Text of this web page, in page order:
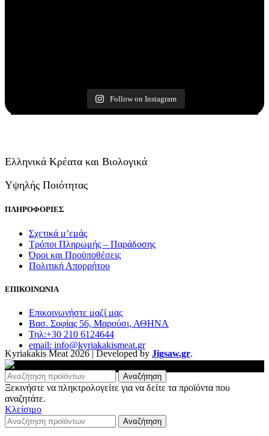
Follow on Instagram
Ελληνικά Κρέατα και Βιολογικά
Υψηλής Ποιότητας
ΠΛΗΡΟΦΟΡΙΕΣ
Σχετικά μ’εμάς
Τρόποι Πληρωμής – Παράδοσης
Όροι και Προϋποθέσεις
Πολιτική Απορρήτου
ΕΠΙΚΟΙΝΩΝΙΑ
Επικοινωνήστε μαζί μας
Βασ. Σοφίας 56, Μαρούσι, ΑΘΗΝΑ
Τηλ:+30 210 6124644
email: info@kyriakakismeat.gr
Kyriakakis Meat 2026 | Developed by Jigsaw.gr.
Αναζήτηση
Ξεκινήστε να πληκτρολογείτε για να δείτε τα προϊόντα που
αναζητάτε.
Κλείσιμο
Αναζήτηση